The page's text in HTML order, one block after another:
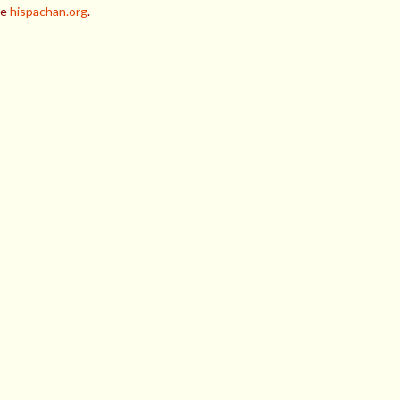
hispachan.org.